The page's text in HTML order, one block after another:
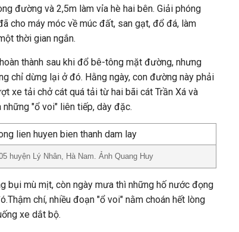
đường và 2,5m làm vỉa hè hai bên. Giải phóng
cho máy móc về múc đất, san gạt, đổ đá, làm
thời gian ngắn.
thành sau khi đổ bê-tông mặt đường, nhưng
chỉ dừng lại ở đó. Hằng ngày, con đường này phải
xe tải chở cát quá tải từ hai bãi cát Trần Xá và
"ổ voi" liên tiếp, dày đặc.
huyện Lý Nhân, Hà Nam. Ảnh Quang Huy
bụi mù mịt, còn ngày mưa thì những hố nước đọng
chí, nhiều đoạn "ổ voi" nằm choán hết lòng
xe dắt bộ.